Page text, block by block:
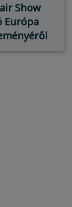
Show
Európa